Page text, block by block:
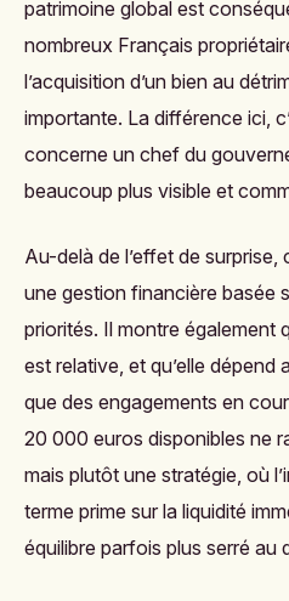
patrimoine global est
nombreux Français
l’acquisition d’un bien au
importante. La différence ici,
concerne un chef du
beaucoup plus visible et
Au-delà de l’effet de
une gestion financière basée
priorités. Il montre également
est relative, et qu’elle
que des engagements en
20 000 euros disponibles ne
mais plutôt une stratégie, où
terme prime sur la liquidité
équilibre parfois plus serré au